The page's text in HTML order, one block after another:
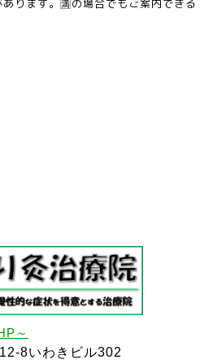
ります。🈵の場合でもご案内できる
～
8いわきビル302